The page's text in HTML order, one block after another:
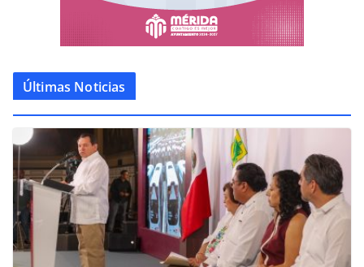
Últimas Noticias